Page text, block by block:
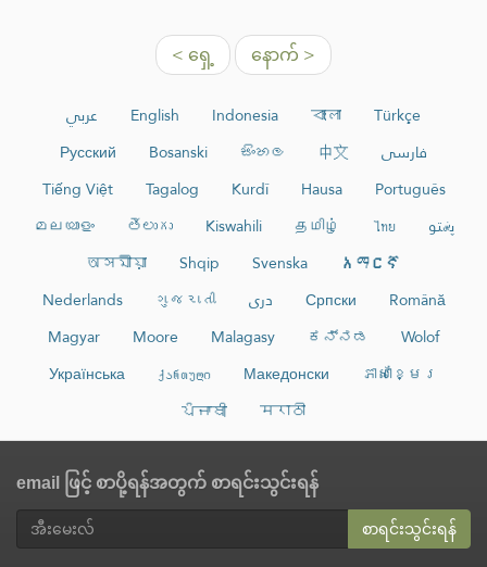
< ရှေ့ နောက် >
عربي English Indonesia বাংলা
Türkçe
Русский
Bosanski සිංහල 中文
فارسی
Tiếng Việt
Tagalog Kurdî Hausa
Português
മലയാളം
తెలుగు Kiswahili தமிழ் ไทย
پښتو
অসমীয়া
Shqip Svenska
አማርኛ
Nederlands
ગુજરાતી دری Српски
Română
Magyar
Moore Malagasy ಕನ್ನಡ
Wolof
Українська
ქართული Македонски
ភាសាខ្មែរ
ਪੰਜਾਬੀ
मराठी
email ဖြင့် စာပို့ရန်အတွက် စာရင်းသွင်းရန်
စာရင်းသွင်းရန်